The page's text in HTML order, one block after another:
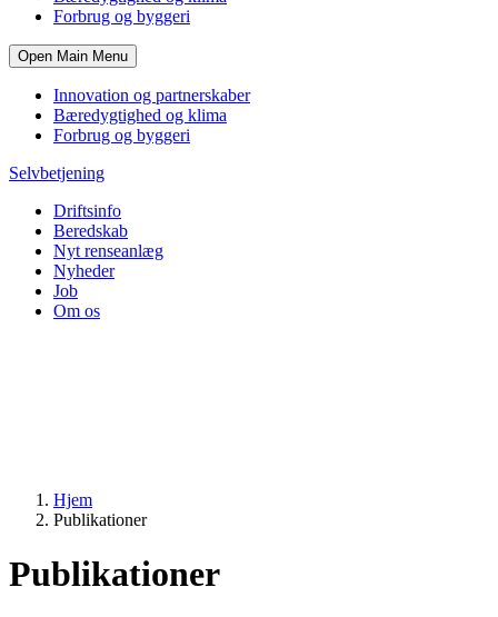
Forbrug og byggeri
Open Main Menu
Innovation og partnerskaber
Bæredygtighed og klima
Forbrug og byggeri
Selvbetjening
Driftsinfo
Beredskab
Nyt renseanlæg
Nyheder
Job
Om os
Hjem
Publikationer
Publikationer